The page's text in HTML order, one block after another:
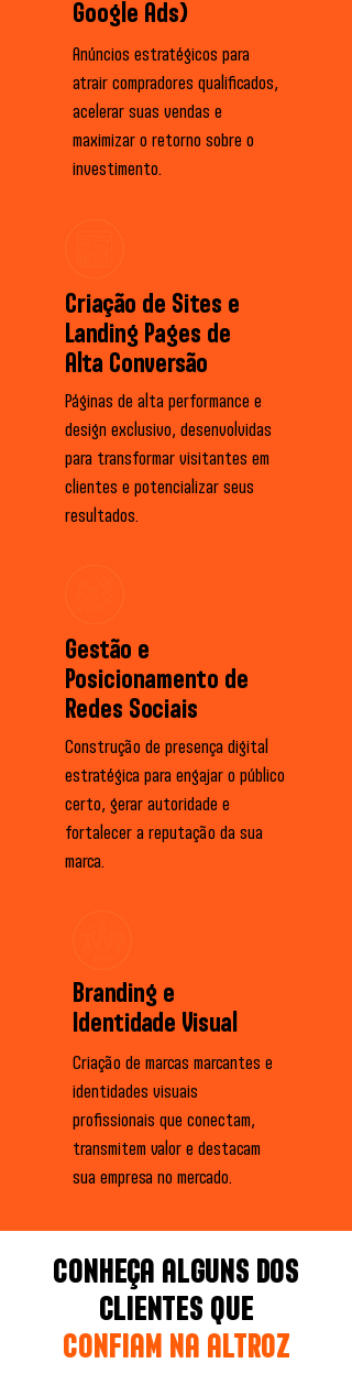
Google Ads)
Anúncios estratégicos para
atrair compradores qualificados,
acelerar suas vendas e
maximizar o retorno sobre o
investimento.
Criação de Sites e
Landing Pages de
Alta Conversão
Páginas de alta performance e
design exclusivo, desenvolvidas
para transformar visitantes em
clientes e potencializar seus
resultados.
Gestão e
Posicionamento de
Redes Sociais
Construção de presença digital
estratégica para engajar o público
certo, gerar autoridade e
fortalecer a reputação da sua
marca.
Branding e
Identidade Visual
Criação de marcas marcantes e
identidades visuais
profissionais que conectam,
transmitem valor e destacam
sua empresa no mercado.
CONHEÇA ALGUNS DOS
CLIENTES QUE
CONFIAM NA ALTROZ